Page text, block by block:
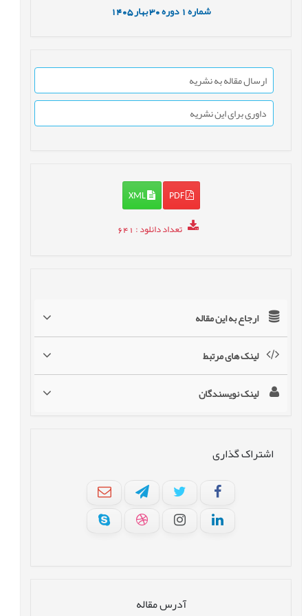
شماره1 دوره30 بهار1405
ارسال مقاله به نشریه
داوری برای این نشریه
PDF
XML
تعداد دانلود: 641
ارجاع به این مقاله
لینک های مرتبط
لینک نویسندگان
اشتراک گذاری
آدرس مقاله